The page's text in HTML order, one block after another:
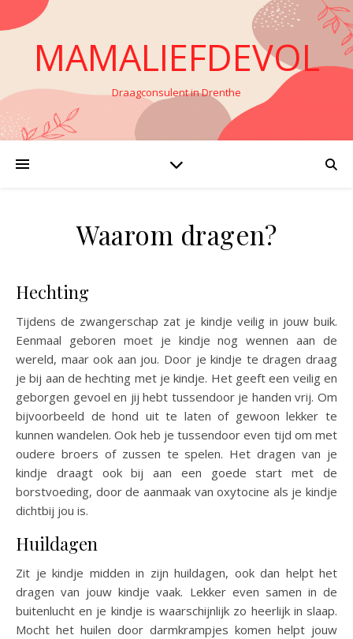
MAMALIEFDEVOL
Draagconsulent in Drenthe
Waarom dragen?
Hechting
Tijdens de zwangerschap zat je kindje veilig in jouw buik.
Eenmaal geboren moet je kindje nog wennen aan de
wereld, maar ook aan jou. Door je kindje te dragen draag
je bij aan de hechting met je kindje. Het geeft een veilig en
geborgen gevoel en jij hebt tussendoor je handen vrij. Om
bijvoorbeeld de hond uit te laten of gewoon lekker te
kunnen wandelen. Ook heb je tussendoor even tijd om met
oudere broers of zussen te spelen. Het dragen van je
kindje draagt ook bij aan een goede start met de
borstvoeding, door de aanmaak van oxytocine als je kindje
dichtbij jou is.
Huildagen
Zit je kindje midden in zijn huildagen, ook dan helpt het
dragen van jouw kindje vaak. Lekker even samen in de
buitenlucht en je kindje is waarschijnlijk zo heerlijk in slaap.
Mocht het huilen door darmkrampjes komen helpt jouw